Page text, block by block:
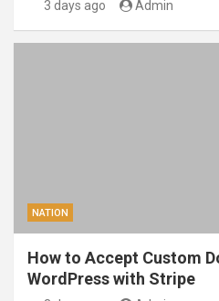
3 days ago Admin
NATION
How to Accept Custom
WordPress with Stripe